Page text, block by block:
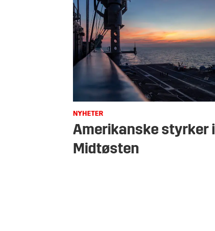
NYHETER
Amerikanske styrker i
Midtøsten